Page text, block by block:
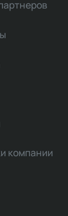
компании